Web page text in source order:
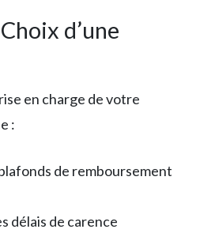
d’une
en charge de votre
:
de remboursement
délais de carence